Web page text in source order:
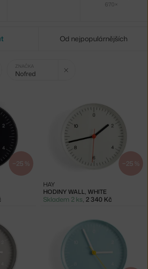
670×
Od nejpopulárnějších
ZNAČKA
Nofred
−25 % −25 %
HODINY WALL, WHITE
HAY
Skladem 2 ks 2 340 Kč